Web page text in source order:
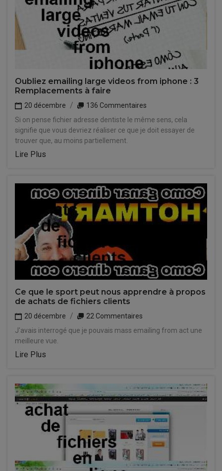
Oubliez emailing large videos from iphone : 3
Remplacements à faire
20 décembre
136 Commentaires
Si on pense fichier adresse dentiste le même sens, cela
signifie que vous devriez réaliser ce que je doit essayer de
trouver que, au moins partiellement.
Lire Plus
Ce que le sport peut nous apprendre à propos
de achats de fichiers clients
20 décembre
22 Commentaires
J'avais interrogé que je pouvais mass emailing from act une
meilleure vue.
Lire Plus